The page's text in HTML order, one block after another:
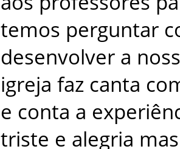
temos perguntar
desenvolver a
igreja faz canta
e conta a
triste e alegria mas